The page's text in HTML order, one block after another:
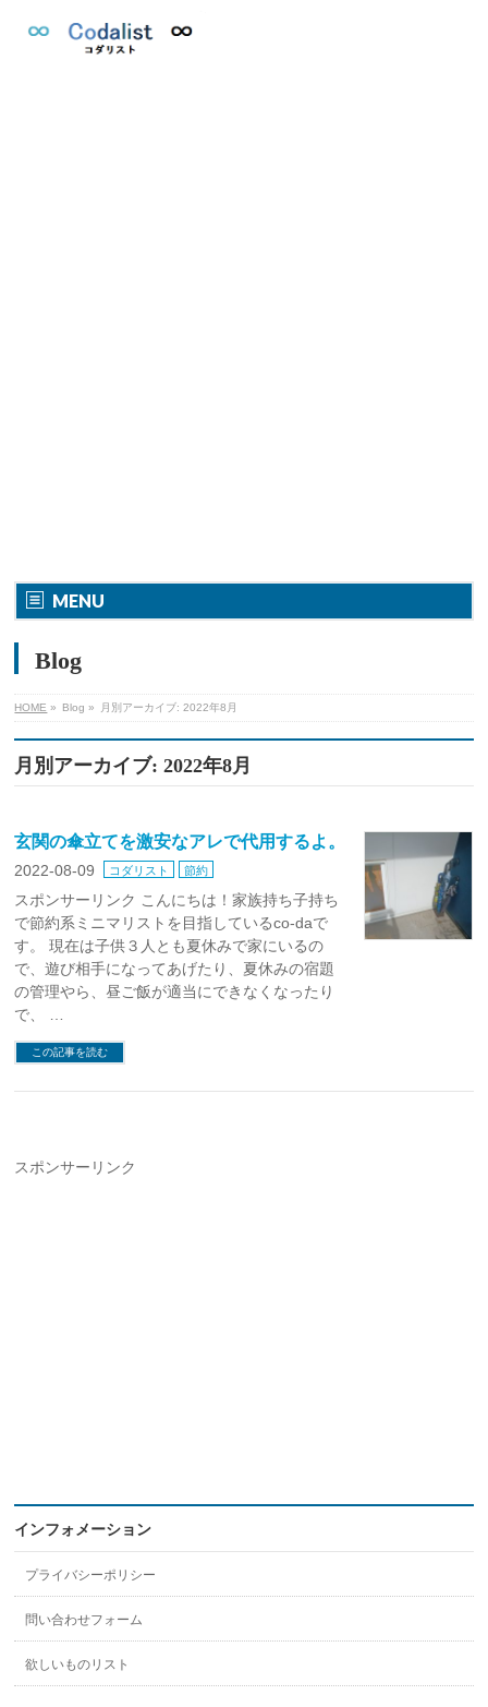
MENU
Blog
HOME » Blog » 月別アーカイブ: 2022年8月
月別アーカイブ: 2022年8月
玄関の傘立てを激安なアレで代用するよ。
2022-08-09 コダリスト 節約
スポンサーリンク こんにちは！家族持ち子持ち
で節約系ミニマリストを目指しているco-daで
す。 現在は子供３人とも夏休みで家にいるの
で、遊び相手になってあげたり、夏休みの宿題
の管理やら、昼ご飯が適当にできなくなったり
で、 …
この記事を読む
スポンサーリンク
インフォメーション
プライバシーポリシー
問い合わせフォーム
欲しいものリスト